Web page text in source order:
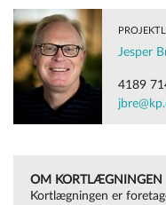
Jesper
4189
OM KORTLÆGNINGEN
Kortlægningen er